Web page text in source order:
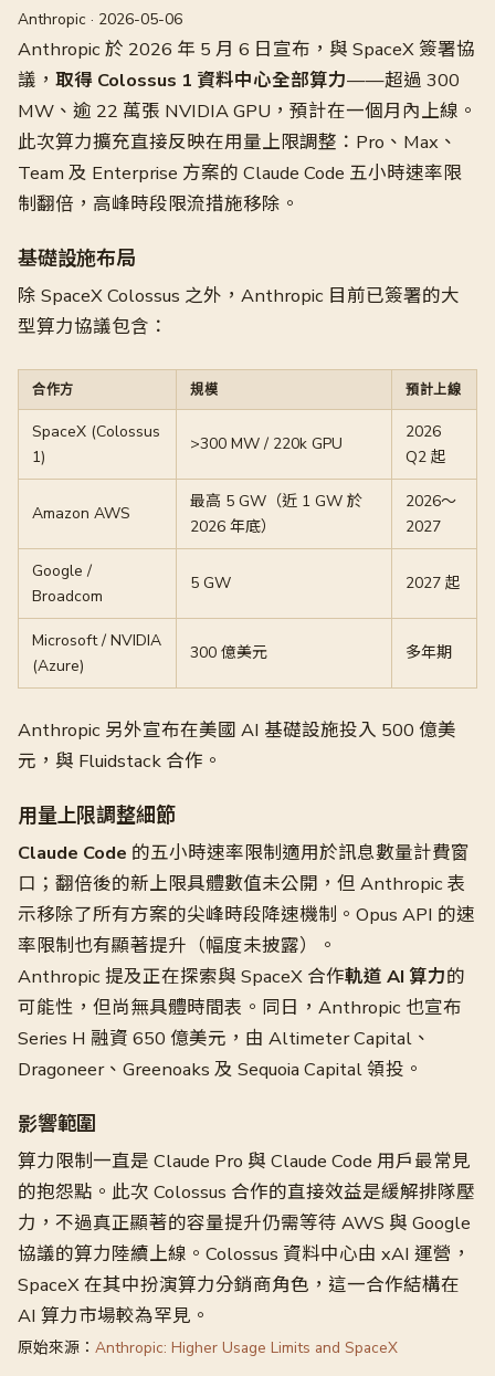
Anthropic · 2026-05-06
Anthropic 於 2026 年 5 月 6 日宣布，與 SpaceX 簽署協
議， 取得 Colossus 1 資料中心全部算力——超過 300
MW、逾 22 萬張 NVIDIA GPU，預計在一個月內上線。
此次算力擴充直接反映在用量上限調整：Pro、Max、
Team 及 Enterprise 方案的 Claude Code 五小時速率限
制翻倍，高峰時段限流措施移除。
基礎設施布局
除 SpaceX Colossus 之外，Anthropic 目前已簽署的大
型算力協議包含：
合作方 規模 預計上線
SpaceX (Colossus
1)
>300 MW / 220k GPU
2026
Q2 起
Amazon AWS
最高 5 GW（近 1 GW 於
2026 年底）
2026～
2027
Google /
Broadcom
5 GW 2027 起
Microsoft / NVIDIA
(Azure)
300 億美元 多年期
Anthropic 另外宣布在美國 AI 基礎設施投入 500 億美
元，與 Fluidstack 合作。
用量上限調整細節
Claude Code 的五小時速率限制適用於訊息數量計費窗
口；翻倍後的新上限具體數值未公開，但 Anthropic 表
示移除了所有方案的尖峰時段降速機制。Opus API 的速
率限制也有顯著提升（幅度未披露）。
Anthropic 提及正在探索與 SpaceX 合作軌道 AI 算力的
可能性，但尚無具體時間表。同日，Anthropic 也宣布
Series H 融資 650 億美元，由 Altimeter Capital、
Dragoneer、Greenoaks 及 Sequoia Capital 領投。
影響範圍
算力限制一直是 Claude Pro 與 Claude Code 用戶最常見
的抱怨點。此次 Colossus 合作的直接效益是緩解排隊壓
力，不過真正顯著的容量提升仍需等待 AWS 與 Google
協議的算力陸續上線。Colossus 資料中心由 xAI 運營，
SpaceX 在其中扮演算力分銷商角色，這一合作結構在
AI 算力市場較為罕見。
原始來源： Anthropic: Higher Usage Limits and SpaceX